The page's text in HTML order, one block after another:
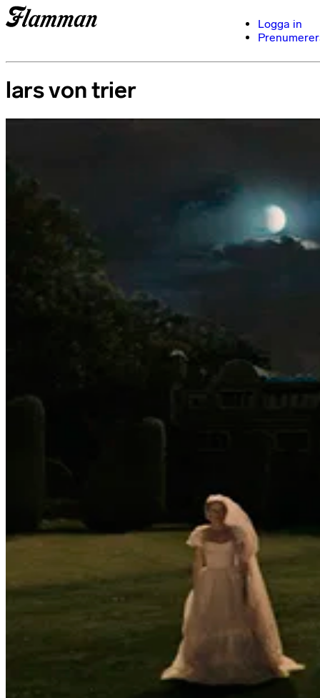
Logga in
lars von trier